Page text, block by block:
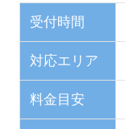
受付時間
対応エリア
料金目安